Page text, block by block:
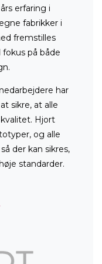
erfaring i
fabrikker i
fremstilles
på både
har
sikre, at alle
Hjort
og alle
der kan sikres,
standarder.